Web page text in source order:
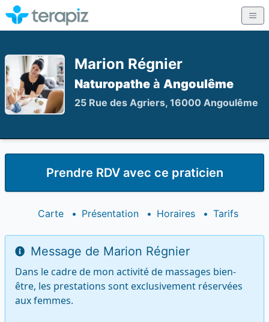
Marion Régnier
Naturopathe à Angoulême
25 Rue des Agriers, 16000 Angoulême
Prendre RDV avec ce praticien
Carte • Présentation • Horaires • Tarifs
Message de Marion Régnier
Dans le cadre de mon activité de massages bien-
être, les prestations sont exclusivement réservées
aux femmes.